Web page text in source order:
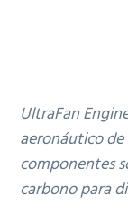
UltraFan
aeronáutico de
componentes
carbono para